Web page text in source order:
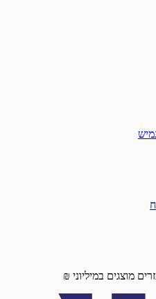
מוצגים במיליוני ₪